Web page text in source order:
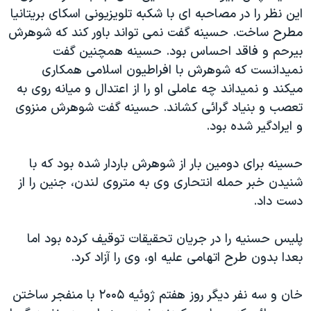
فرهنگ و زندگی
حقوق شهروندی
اقتصادی
علم و فناوری
اسرائیل در جنگ
آرشیو پخش زنده
مستندها
انتخابات ریاست جمهوری آمریکا ۲۰۲۴
حمله جمهوری اسلامی به اسرائیل
رمز مهسا
ورزش زنان در ایران
مجموعه مستندهای دادخواهی
تریبونال مردمی آبان ۹۸
چهل سال گروگان‌گیری
قانون شفافیت دارائی کادر رهبری ایران
اعتراضات مردمی آبان ۹۸
دنبال کنید
زبانهای مختلف
اين نظر را در مصاحبه ای با شکبه تلويزيونی اسکای بريتانيا
مطرح ساخت. حسينه گفت نمی تواند باور کند که شوهرش
بيرحم و فاقد احساس بود. حسينه همچنين گفت
نميدانست که شوهرش با افراطيون اسلامی همکاری
ميکند و نميداند چه عاملی او را از اعتدال و ميانه روی به
تعصب و بنياد گرائی کشاند. حسينه گفت شوهرش منزوی
و ايرادگير شده بود.
حسينه برای دومين بار از شوهرش باردار شده بود که با
شنيدن خبر حمله انتحاری وی به متروی لندن، جنين را از
دست داد.
پليس حسنيه را در جريان تحقيقات توقيف کرده بود اما
بعدا بدون طرح اتهامی عليه او، وی را آزاد کرد.
خان و سه نفر ديگر روز هفتم ژوئيه ۲۰۰۵ با منفجر ساختن